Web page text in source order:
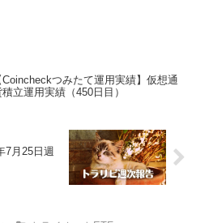
Coincheckつみたて運用実績】仮想通
積立運用実績（450日目）
7月25日週